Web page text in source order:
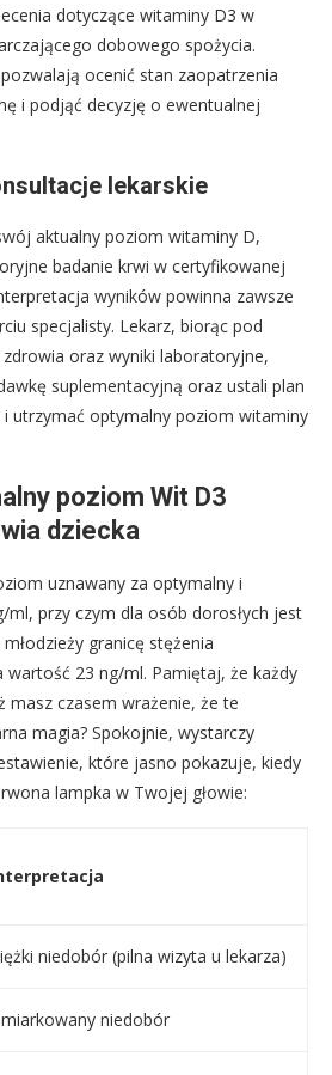
dotyczące witaminy D3 w
dobowego spożycia.
ocenić stan zaopatrzenia
i podjąć decyzję o ewentualnej
lekarskie
aktualny poziom witaminy D,
badanie krwi w certyfikowanej
wyników powinna zawsze
specjalisty. Lekarz, biorąc pod
oraz wyniki laboratoryjne,
suplementacyjną oraz ustali plan
i utrzymać optymalny poziom witaminy
poziom Wit D3
dziecka
uznawany za optymalny i
ml, przy czym dla osób dorosłych jest
granicę stężenia
23 ng/ml. Pamiętaj, że każdy
masz czasem wrażenie, że te
magia? Spokojnie, wystarczy
które jasno pokazuje, kiedy
lampka w Twojej głowie:
niedobór (pilna wizyta u lekarza)
niedobór